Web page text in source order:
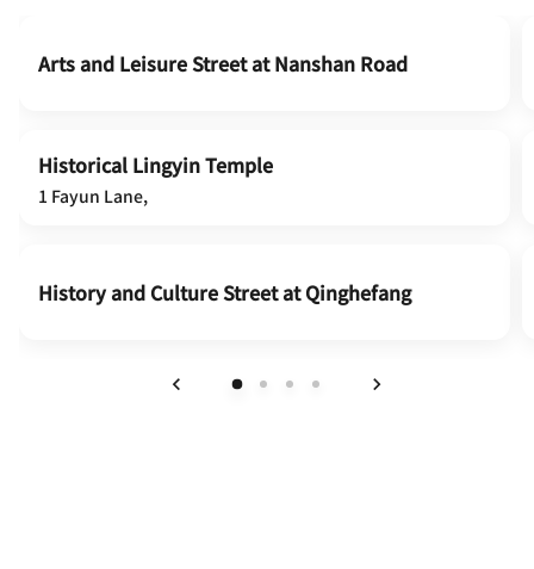
Arts and Leisure Street at Nanshan Road
Historical Lingyin Temple
1 Fayun Lane,
History and Culture Street at Qinghefang